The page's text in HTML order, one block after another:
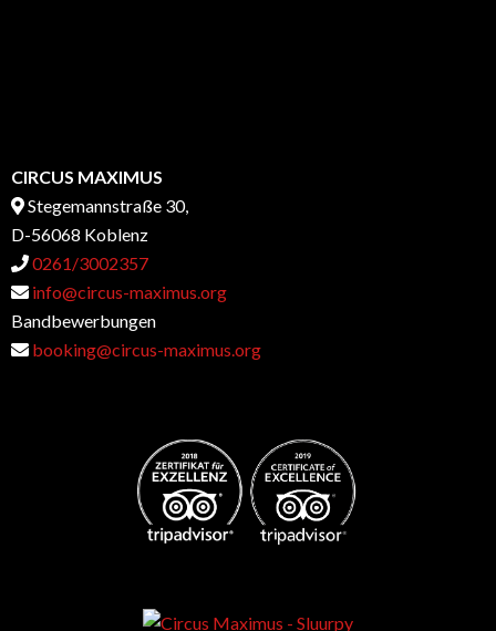
CIRCUS MAXIMUS
Stegemannstraße 30,
D-56068 Koblenz
0261/3002357
info@circus-maximus.org
Bandbewerbungen
booking@circus-maximus.org